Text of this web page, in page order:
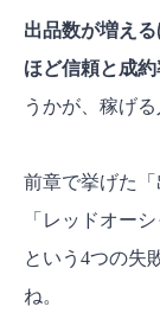
出品数が増え
ほど信頼と成
うかが、稼げ
前章で挙げた「
「レッドオー
という4つの失
ね。